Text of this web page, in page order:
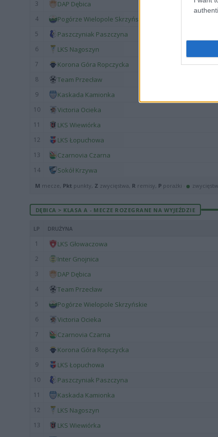
3 DAP Dębica
4 Pogórze Wielopole Skrzyńskie
5 Paszczyniak Paszczyna
6 LKS Nagoszyn
7 Korona Góra Ropczycka
8 Team Przecław
9 Kaskada Kamionka
10 Victoria Ocieka
11 LKS Wiewiórka
12 LKS Łopuchowa
13 Czarnovia Czarna
14 Sokół Krzywa
M mecze, Pkt punkty, Z zwycięstwa, R remisy, P porażki ·
DĘBICA > KLASA A - MECZE ROZEGRANE NA WYJEŹDZIE
LP DRUŻYNA
1 LKS Głowaczowa
2 Inter Gnojnica
3 DAP Dębica
4 Team Przecław
5 Pogórze Wielopole Skrzyńskie
6 Victoria Ocieka
7 Czarnovia Czarna
8 Korona Góra Ropczycka
9 LKS Łopuchowa
10 Paszczyniak Paszczyna
11 Kaskada Kamionka
12 LKS Nagoszyn
13 LKS Wiewiórka